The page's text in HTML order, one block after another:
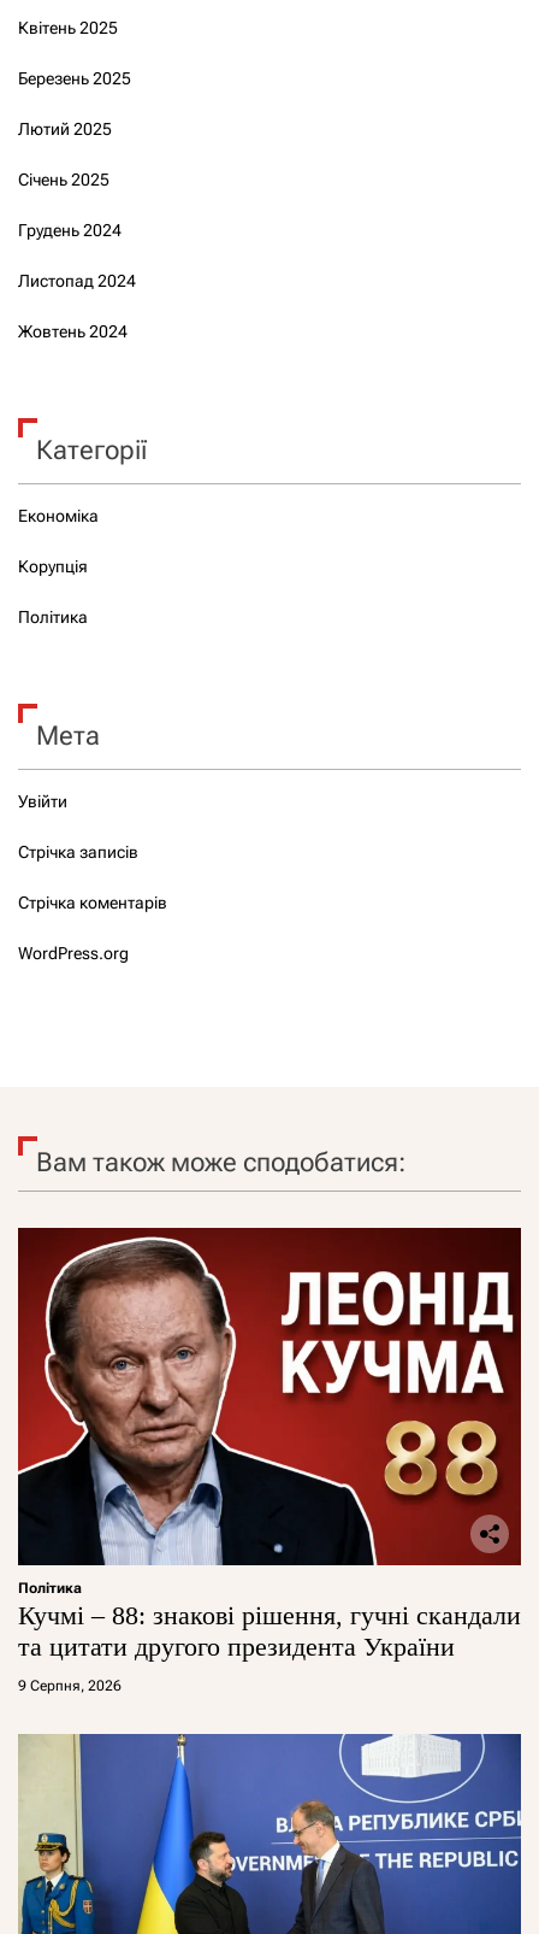
Квітень 2025
Березень 2025
Лютий 2025
Січень 2025
Грудень 2024
Листопад 2024
Жовтень 2024
Категорії
Економіка
Корупція
Політика
Мета
Увійти
Стрічка записів
Стрічка коментарів
WordPress.org
Вам також може сподобатися:
Політика
Кучмі – 88: знакові рішення, гучні скандали
та цитати другого президента України
9 Серпня, 2026